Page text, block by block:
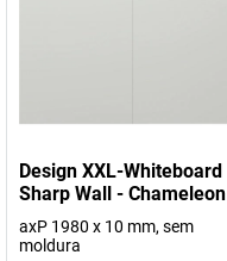
Design XXL-Whiteboard
Sharp Wall - Chameleon
axP 1980 x 10 mm, sem
moldura